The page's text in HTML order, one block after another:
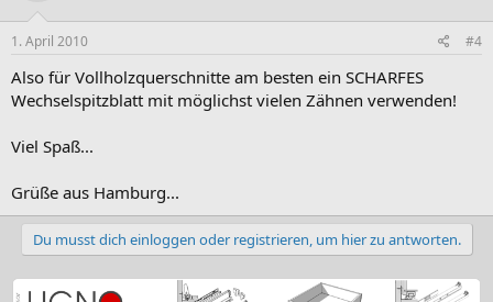
1. April 2010 #4
Also für Vollholzquerschnitte am besten ein SCHARFES
Wechselspitzblatt mit möglichst vielen Zähnen verwenden!
Viel Spaß...
Grüße aus Hamburg...
Du musst dich einloggen oder registrieren, um hier zu antworten.